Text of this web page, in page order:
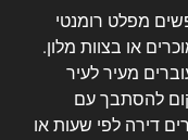
מפלט רומנטי
או בצוות מלון.
מעיר לעיר
להסתבך עם
דירה לפי שעות או